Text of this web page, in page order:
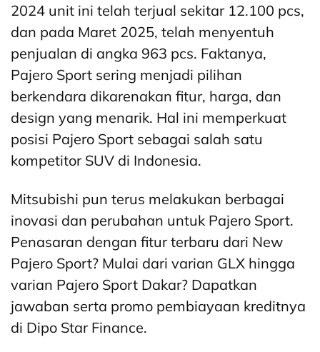
2024 unit ini telah terjual sekitar 12.100 pcs,
dan pada Maret 2025, telah menyentuh
penjualan di angka 963 pcs. Faktanya,
Pajero Sport sering menjadi pilihan
berkendara dikarenakan fitur, harga, dan
design yang menarik. Hal ini memperkuat
posisi Pajero Sport sebagai salah satu
kompetitor SUV di Indonesia.
Mitsubishi pun terus melakukan berbagai
inovasi dan perubahan untuk Pajero Sport.
Penasaran dengan fitur terbaru dari New
Pajero Sport? Mulai dari varian GLX hingga
varian Pajero Sport Dakar? Dapatkan
jawaban serta promo pembiayaan kreditnya
di Dipo Star Finance.